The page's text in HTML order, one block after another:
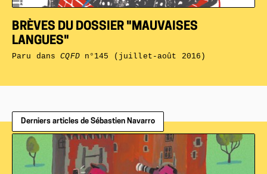
BRÈVES DU DOSSIER "MAUVAISES
LANGUES"
Paru dansCQFDn°145 (juillet-août 2016)
Derniers articles de Sébastien Navarro